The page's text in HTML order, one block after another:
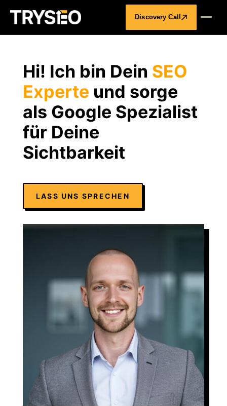
Discovery Call
Hi! Ich bin Dein SEO
Experte und sorge
als Google Spezialist
für Deine
Sichtbarkeit
LASS UNS SPRECHEN